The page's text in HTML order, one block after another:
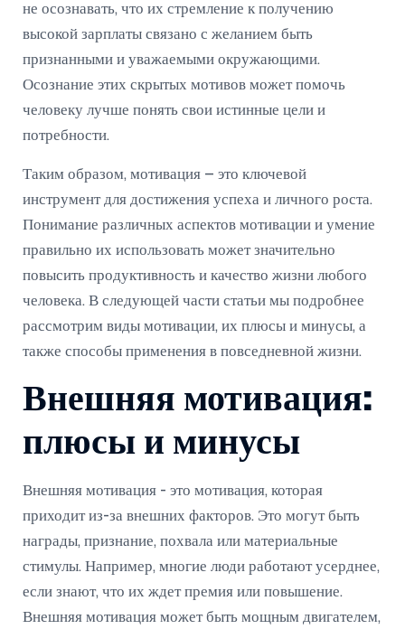
не осознавать, что их стремление к получению
высокой зарплаты связано с желанием быть
признанными и уважаемыми окружающими.
Осознание этих скрытых мотивов может помочь
человеку лучше понять свои истинные цели и
потребности.
Таким образом, мотивация – это ключевой
инструмент для достижения успеха и личного роста.
Понимание различных аспектов мотивации и умение
правильно их использовать может значительно
повысить продуктивность и качество жизни любого
человека. В следующей части статьи мы подробнее
рассмотрим виды мотивации, их плюсы и минусы, а
также способы применения в повседневной жизни.
Внешняя мотивация:
плюсы и минусы
Внешняя мотивация - это мотивация, которая
приходит из-за внешних факторов. Это могут быть
награды, признание, похвала или материальные
стимулы. Например, многие люди работают усерднее,
если знают, что их ждет премия или повышение.
Внешняя мотивация может быть мощным двигателем,